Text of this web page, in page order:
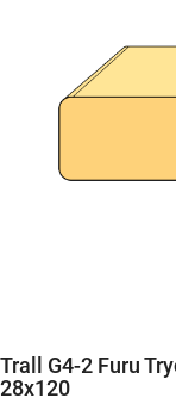
Trall G4-2 Furu
28x120